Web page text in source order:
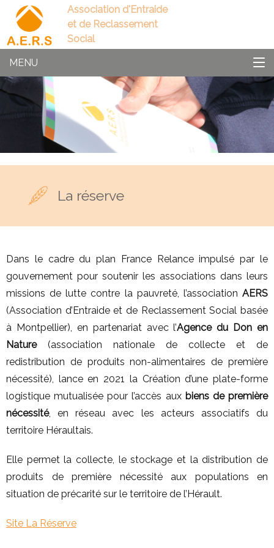
Association d'Entraide
et de Reclassement
Social
MENU
La réserve
Dans le cadre du plan France Relance impulsé par le
gouvernement pour soutenir les associations dans leurs
missions de lutte contre la pauvreté, l’association AERS
(Association d’Entraide et de Reclassement Social basée
à Montpellier), en partenariat avec l’Agence du Don en
Nature(association nationale de collecte et de
redistribution de produits non-alimentaires de première
nécessité), lance en 2021 la Création d’une plate-forme
logistique mutualisée pour l’accès aux biens de première
nécessité, en réseau avec les acteurs associatifs du
territoire Héraultais.
Elle permet la collecte, le stockage et la distribution de
produits de première nécessité aux populations en
situation de précarité sur le territoire de l’Hérault.
Site La Réserve